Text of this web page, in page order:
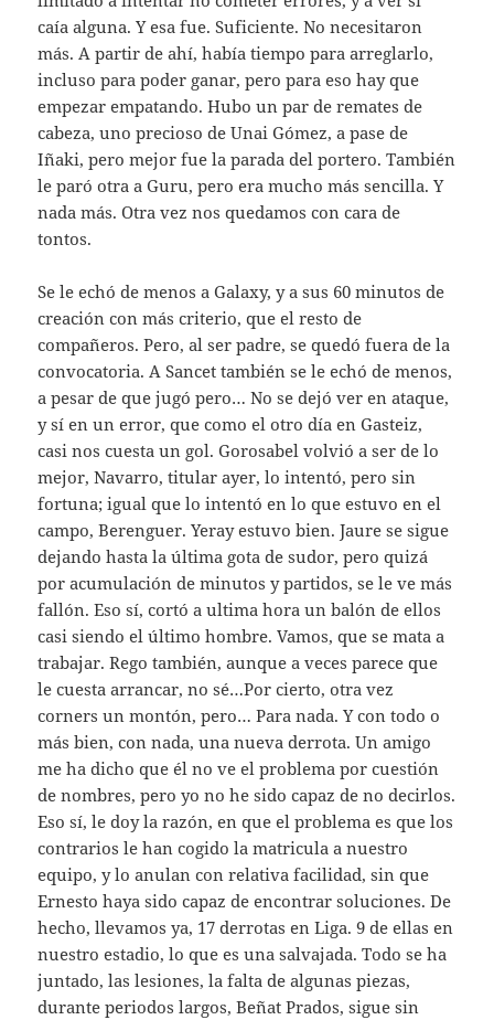
caía alguna. Y esa fue. Suficiente. No necesitaron
más. A partir de ahí, había tiempo para arreglarlo,
incluso para poder ganar, pero para eso hay que
empezar empatando. Hubo un par de remates de
cabeza, uno precioso de Unai Gómez, a pase de
Iñaki, pero mejor fue la parada del portero. También
le paró otra a Guru, pero era mucho más sencilla. Y
nada más. Otra vez nos quedamos con cara de
tontos.
Se le echó de menos a Galaxy, y a sus 60 minutos de
creación con más criterio, que el resto de
compañeros. Pero, al ser padre, se quedó fuera de la
convocatoria. A Sancet también se le echó de menos,
a pesar de que jugó pero… No se dejó ver en ataque,
y sí en un error, que como el otro día en Gasteiz,
casi nos cuesta un gol. Gorosabel volvió a ser de lo
mejor, Navarro, titular ayer, lo intentó, pero sin
fortuna; igual que lo intentó en lo que estuvo en el
campo, Berenguer. Yeray estuvo bien. Jaure se sigue
dejando hasta la última gota de sudor, pero quizá
por acumulación de minutos y partidos, se le ve más
fallón. Eso sí, cortó a ultima hora un balón de ellos
casi siendo el último hombre. Vamos, que se mata a
trabajar. Rego también, aunque a veces parece que
le cuesta arrancar, no sé…Por cierto, otra vez
corners un montón, pero… Para nada. Y con todo o
más bien, con nada, una nueva derrota. Un amigo
me ha dicho que él no ve el problema por cuestión
de nombres, pero yo no he sido capaz de no decirlos.
Eso sí, le doy la razón, en que el problema es que los
contrarios le han cogido la matricula a nuestro
equipo, y lo anulan con relativa facilidad, sin que
Ernesto haya sido capaz de encontrar soluciones. De
hecho, llevamos ya, 17 derrotas en Liga. 9 de ellas en
nuestro estadio, lo que es una salvajada. Todo se ha
juntado, las lesiones, la falta de algunas piezas,
durante periodos largos, Beñat Prados, sigue sin